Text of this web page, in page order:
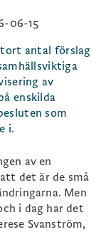
06-15
antal förslag
av
enskilda
som
i.
av en
det är de små
Men
i dag har det
Svanström,